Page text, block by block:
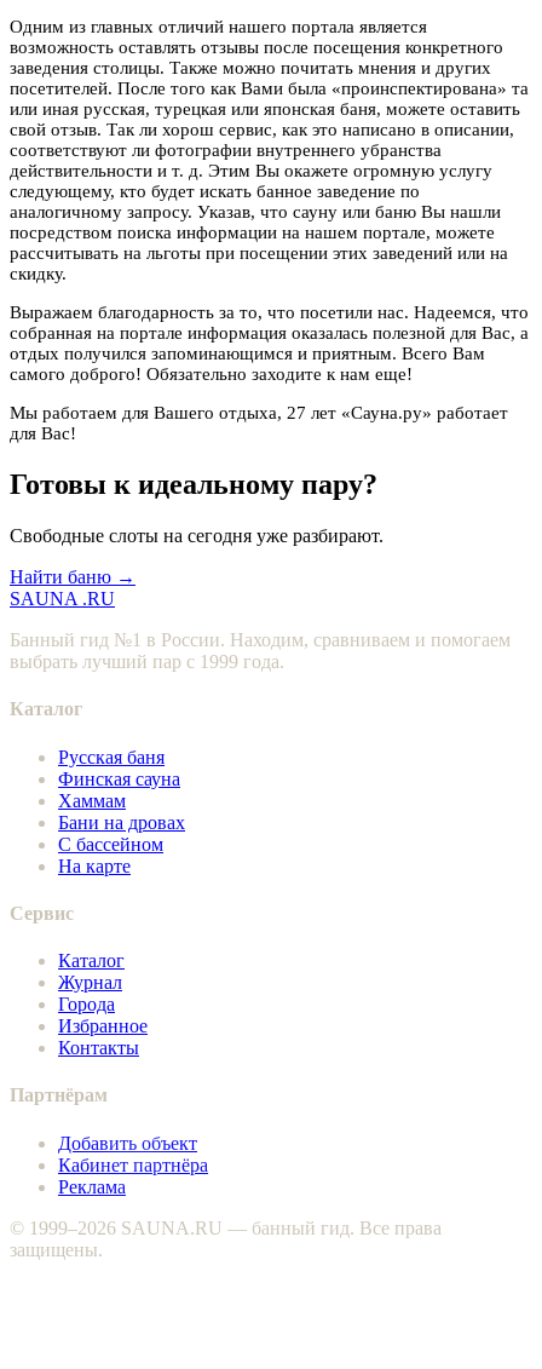
Одним из главных отличий нашего портала является
возможность оставлять отзывы после посещения конкретного
заведения столицы. Также можно почитать мнения и других
посетителей. После того как Вами была «проинспектирована» та
или иная русская, турецкая или японская баня, можете оставить
свой отзыв. Так ли хорош сервис, как это написано в описании,
соответствуют ли фотографии внутреннего убранства
действительности и т. д. Этим Вы окажете огромную услугу
следующему, кто будет искать банное заведение по
аналогичному запросу. Указав, что сауну или баню Вы нашли
посредством поиска информации на нашем портале, можете
рассчитывать на льготы при посещении этих заведений или на
скидку.
Выражаем благодарность за то, что посетили нас. Надеемся, что
собранная на портале информация оказалась полезной для Вас, а
отдых получился запоминающимся и приятным. Всего Вам
самого доброго! Обязательно заходите к нам еще!
Мы работаем для Вашего отдыха, 27 лет «Сауна.ру» работает
для Вас!
Готовы к идеальному пару?
Свободные слоты на сегодня уже разбирают.
Найти баню →
SAUNA .RU
Банный гид №1 в России. Находим, сравниваем и помогаем
выбрать лучший пар с 1999 года.
Каталог
Русская баня
Финская сауна
Хаммам
Бани на дровах
С бассейном
На карте
Сервис
Каталог
Журнал
Города
Избранное
Контакты
Партнёрам
Добавить объект
Кабинет партнёра
Реклама
© 1999–2026 SAUNA.RU — банный гид. Все права
защищены.